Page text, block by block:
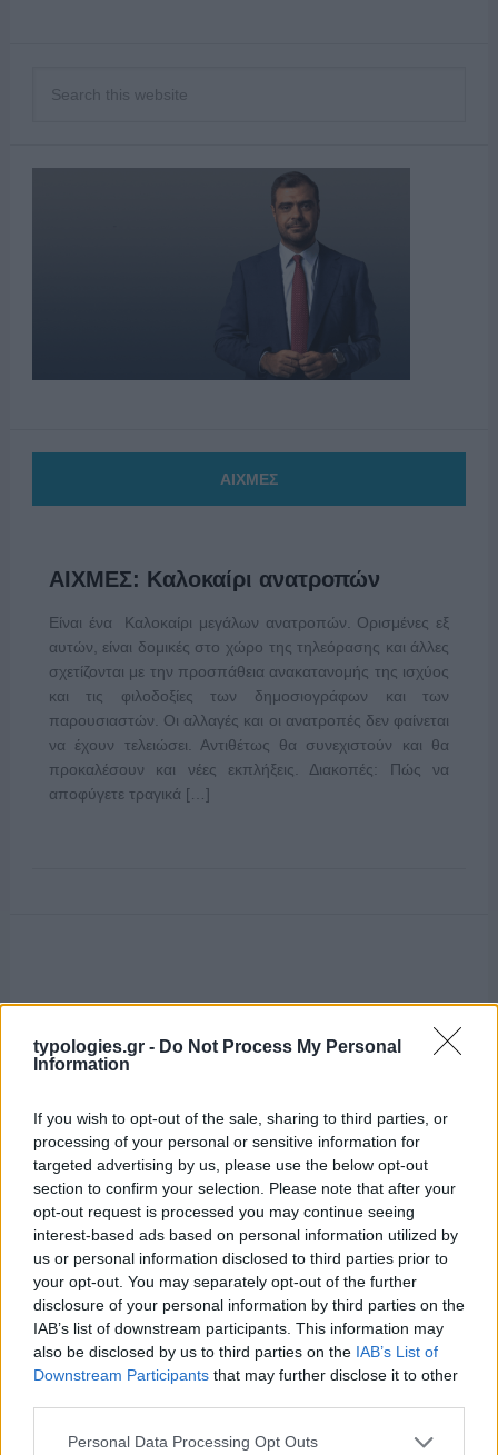
typologies.gr - Do Not Process My Personal
Information
If you wish to opt-out of the sale, sharing to third parties, or
processing of your personal or sensitive information for
targeted advertising by us, please use the below opt-out
section to confirm your selection. Please note that after your
opt-out request is processed you may continue seeing
interest-based ads based on personal information utilized by
us or personal information disclosed to third parties prior to
your opt-out. You may separately opt-out of the further
disclosure of your personal information by third parties on the
IAB’s list of downstream participants. This information may
also be disclosed by us to third parties on the IAB’s List of
Downstream Participants that may further disclose it to other
Please note that this website/app uses one or more Google
Personal Data Processing Opt Outs
ΑΙΧΜΕΣ
ΑΙΧΜΕΣ: Καλοκαίρι ανατροπών
Είναι ένα Καλοκαίρι μεγάλων ανατροπών. Ορισμένες εξ
αυτών, είναι δομικές στο χώρο της τηλεόρασης και άλλες
σχετίζονται με την προσπάθεια ανακατανομής της ισχύος
και τις φιλοδοξίες των δημοσιογράφων και των
παρουσιαστών. Οι αλλαγές και οι ανατροπές δεν φαίνεται
να έχουν τελειώσει. Αντιθέτως θα συνεχιστούν και θα
προκαλέσουν και νέες εκπλήξεις. Διακοπές: Πώς να
αποφύγετε τραγικά […]